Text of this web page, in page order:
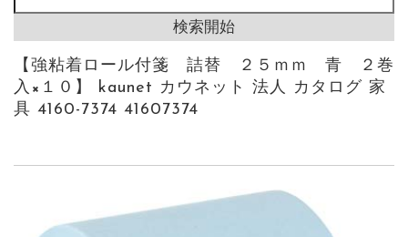
【強粘着ロール付箋 詰替 ２５ｍｍ 青 ２巻
入×１０】 kaunet カウネット 法人 カタログ 家
具 4160-7374 41607374